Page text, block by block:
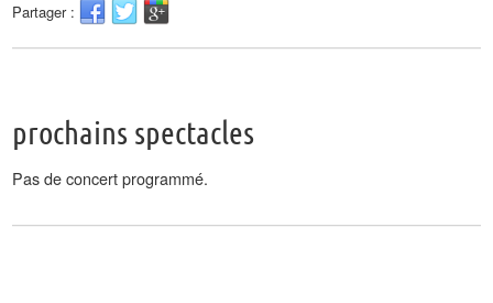
Partager :
prochains spectacles
Pas de concert programmé.